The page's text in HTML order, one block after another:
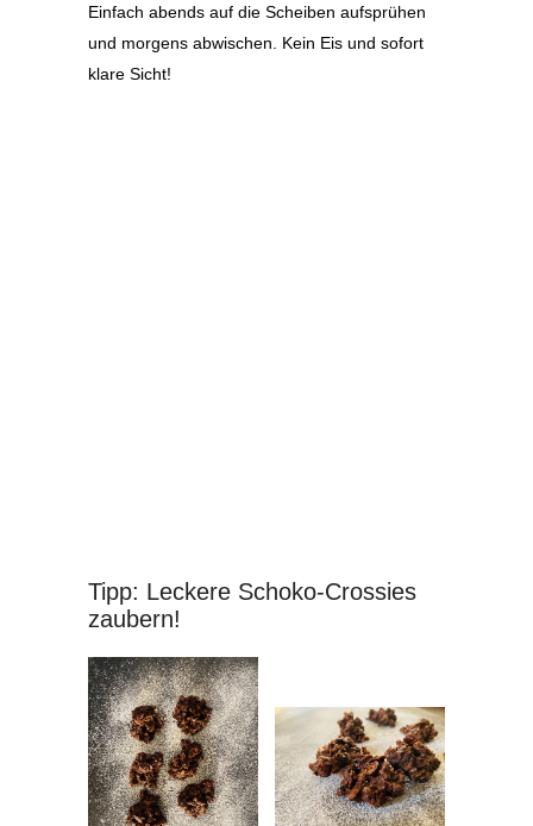
Einfach abends auf die Scheiben aufsprühen
und morgens abwischen. Kein Eis und sofort
klare Sicht!
Tipp: Leckere Schoko-Crossies
zaubern!